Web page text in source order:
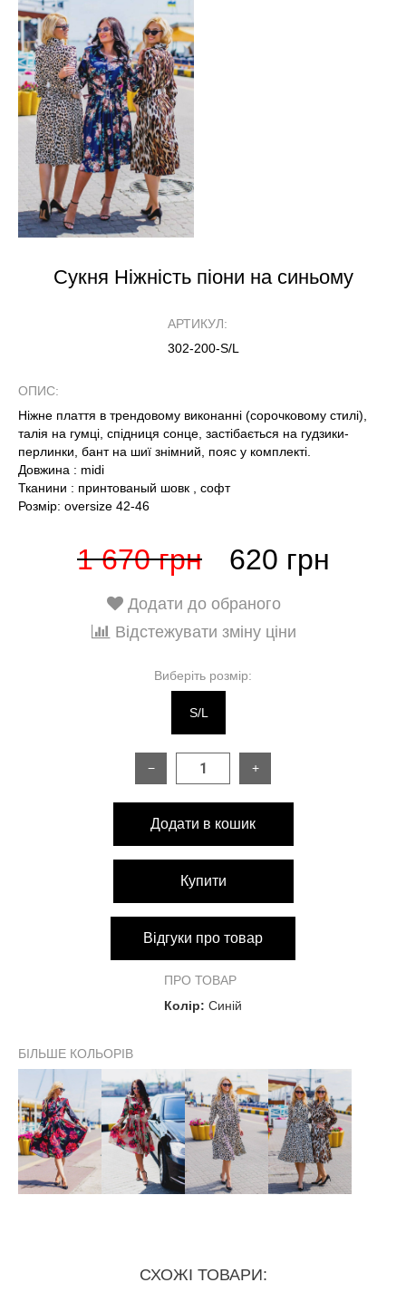
Сукня Ніжність піони на синьому
АРТИКУЛ:
302-200-S/L
ОПИС:
Ніжне плаття в трендовому виконанні (сорочковому стилі),
талія на гумці, спідниця сонце, застібається на гудзики-
перлинки, бант на шиї знімний, пояс у комплекті.
Довжина : midi
Тканини : принтованый шовк , софт
Розмір: oversize 42-46
1 670 грн 620 грн
Додати до обраного
Відстежувати зміну ціни
Виберіть розмір:
S/L
− +
Додати в кошик
Купити
Відгуки про товар
ПРО ТОВАР
Колір: Синій
БІЛЬШЕ КОЛЬОРІВ
СХОЖІ ТОВАРИ: